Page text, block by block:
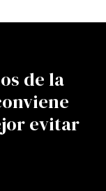
de la
evitar